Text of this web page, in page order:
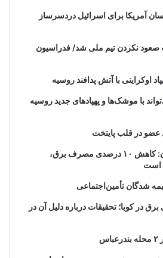
آمریکا برای اسرائیل دردسرساز
صعود نکردن تیم ملی شد/ فدراسیون
با موشک‌ها و پهپادهای جدید روسیه
عضو در قلب پایتخت
مدیرعامل برق تهران: کاهش ۱۰ درصدی مصرف برق،
است
در کوبا؛ تحقیقات درباره دلیل آن در